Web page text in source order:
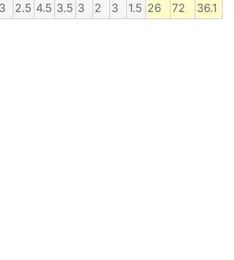
3 2.5 4.5 3.5 3 2 3 1.5 26 72 36.1